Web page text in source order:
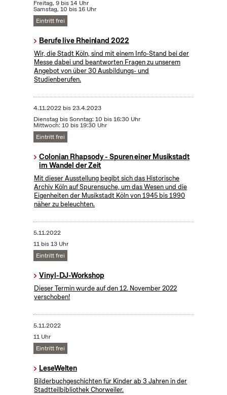
Freitag, 9 bis 14 Uhr
Samstag, 10 bis 16 Uhr
Eintritt frei
Berufe live Rheinland 2022
Wir, die Stadt Köln, sind mit einem Info-Stand bei der
Messe dabei und beantworten Fragen zu unserem
Angebot von über 30 Ausbildungs- und
Studienberufen.
4.11.2022bis23.4.2023
Dienstag bis Sonntag: 10 bis 16:30 Uhr
Mittwoch: 10 bis 19:30 Uhr
Eintritt frei
Colonian Rhapsody - Spuren einer Musikstadt
im Wandel der Zeit
Mit dieser Ausstellung begibt sich das Historische
Archiv Köln auf Spurensuche, um das Wesen und die
Eigenheiten der Musikstadt Köln von 1945 bis 1990
näher zu beleuchten.
5.11.2022
11 bis 13 Uhr
Eintritt frei
Vinyl-DJ-Workshop
Dieser Termin wurde auf den 12. November 2022
verschoben!
5.11.2022
11 Uhr
Eintritt frei
LeseWelten
Bilderbuchgeschichten für Kinder ab 3 Jahren in der
Stadtteilbibliothek Chorweiler.